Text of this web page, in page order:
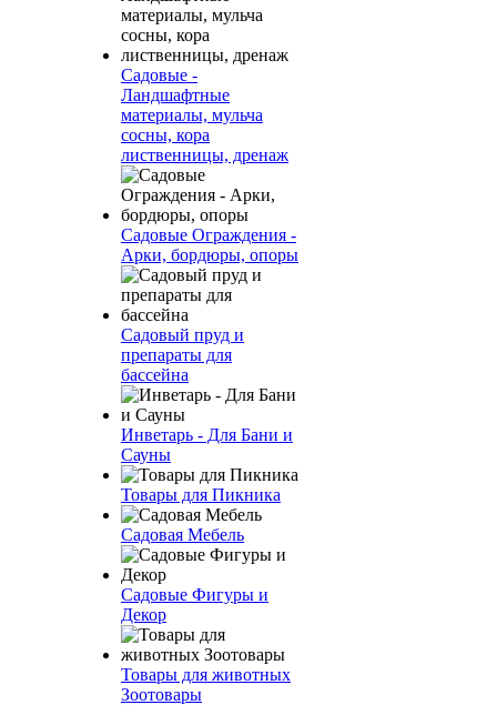
Садовые -
Ландшафтные
материалы, мульча
сосны, кора
лиственницы, дренаж
Садовые Ограждения -
Арки, бордюры, опоры
Садовый пруд и
препараты для
бассейна
Инветарь - Для Бани и
Сауны
Товары для Пикника
Садовая Мебель
Садовые Фигуры и
Декор
Товары для животных
Зоотовары